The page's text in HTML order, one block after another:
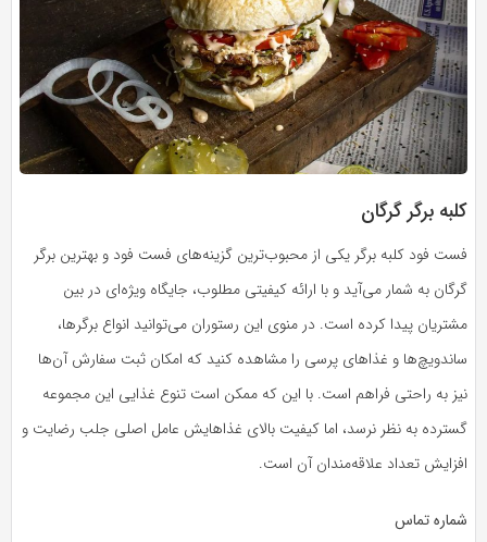
کلبه برگر گرگان
فست فود کلبه برگر یکی از محبوب‌ترین گزینه‌های فست فود و بهترین برگر
گرگان به شمار می‌آید و با ارائه کیفیتی مطلوب، جایگاه ویژه‌ای در بین
مشتریان پیدا کرده است. در منوی این رستوران می‌توانید انواع برگرها،
ساندویچ‌ها و غذاهای پرسی را مشاهده کنید که امکان ثبت سفارش آن‌ها
نیز به راحتی فراهم است. با این که ممکن است تنوع غذایی این مجموعه
گسترده به نظر نرسد، اما کیفیت بالای غذاهایش عامل اصلی جلب رضایت و
افزایش تعداد علاقه‌مندان آن است.
شماره تماس